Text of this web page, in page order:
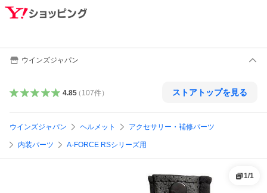
ウインズジャパン
4.85（ 107件） ストアトップを見る
ウインズジャパン ヘルメット アクセサリー・補修パーツ
内装パーツ A-FORCE RSシリーズ用
1/1